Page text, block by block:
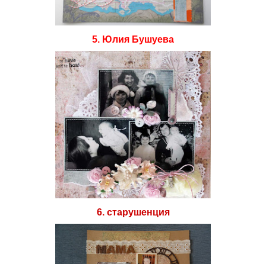
5. Юлия Бушуева
6. старушенция